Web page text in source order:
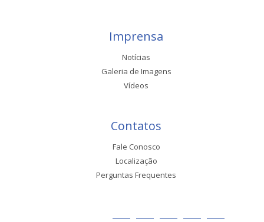
Imprensa
Notícias
Galeria de Imagens
Vídeos
Contatos
Fale Conosco
Localização
Perguntas Frequentes